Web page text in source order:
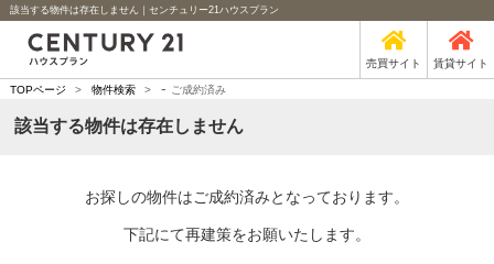
該当する物件は存在しません｜センチュリー21ハウスプラン
売買サイト 賃貸サイト
TOPページ > 物件検索 > - ご成約済み
該当する物件は存在しません
お探しの物件はご成約済みとなっております。
下記にて再建策をお願いたします。